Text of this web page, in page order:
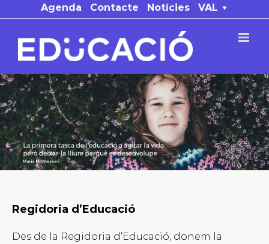
to
content
Agenda Contacte Notícies VAL
Regidoria d’Educació
Des de la Regidoria d’Educació, donem la